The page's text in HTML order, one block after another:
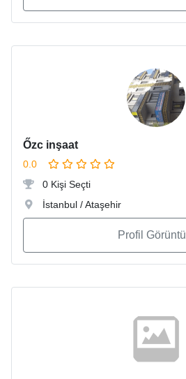
Őzc inşaat
0.0
0 Kişi Seçti
İstanbul / Ataşehir
Profil